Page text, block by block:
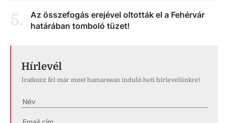
5.
Az összefogás erejével oltották el a Fehérvár
határában tomboló tüzet!
Hírlevél
Iratkozz fel már most hamarosan induló heti hírlevelünkre!